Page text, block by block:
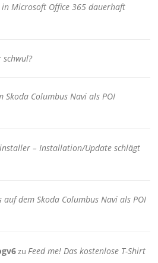
in Microsoft Office 365 dauerhaft
Skoda Columbus Navi als POI
– Installation/Update schlägt
auf dem Skoda Columbus Navi als POI
zuFeed me! Das kostenlose T-Shirt